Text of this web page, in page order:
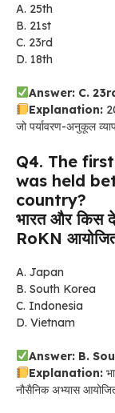
A. 25th
B. 21st
C. 23rd
D. 18th
Answer: C.
Explanation:
जो पर्यावरण-अनुकूल
Q4. The
was held
country?
भारत और किस
RoKN
A. Japan
B. South Korea
C. Indonesia
D. Vietnam
Answer: B.
Explanation:
नौसैनिक अभ्यास